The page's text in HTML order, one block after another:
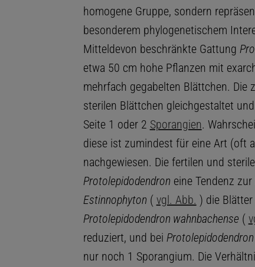
homogene Gruppe, sondern
besonderem phylogenetischem
Mitteldevon beschränkte Gattung
etwa 50 cm hohe Pflanzen mit
mehrfach gegabelten Blättchen. Die
sterilen Blättchen gleichgestaltet
Seite 1 oder 2 Sporangien.
diese ist zumindest für eine Art (oft
nachgewiesen. Die fertilen und
Protolepidodendron eine Tendenz
Estinnophyton ( vgl. Abb. ) die
Protolepidodendron wahnbachense (
reduziert, und bei
nur noch 1 Sporangium. Die